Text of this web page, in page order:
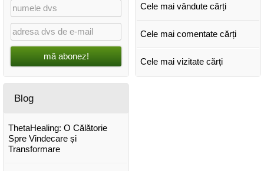
mă abonez!
Cele mai vândute cărți
Cele mai comentate cărți
Cele mai vizitate cărți
Blog
ThetaHealing: O Călătorie
Spre Vindecare și
Transformare